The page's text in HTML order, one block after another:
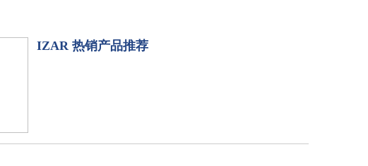
IZAR 热销产品推荐